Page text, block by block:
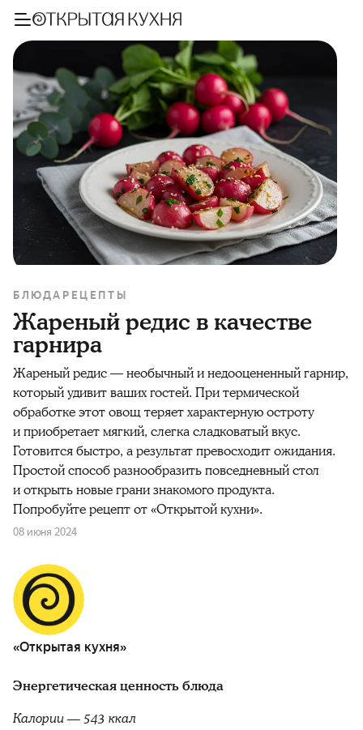
БЛЮДА РЕЦЕПТЫ
Жареный редис в качестве
гарнира
Жареный редис — необычный и недооцененный гарнир,
который удивит ваших гостей. При термической
обработке этот овощ теряет характерную остроту
и приобретает мягкий, слегка сладковатый вкус.
Готовится быстро, а результат превосходит ожидания.
Простой способ разнообразить повседневный стол
и открыть новые грани знакомого продукта.
Попробуйте рецепт от «Открытой кухни».
08 июня 2024
«Открытая кухня»
Энергетическая ценность блюда
Калории — 543 ккал